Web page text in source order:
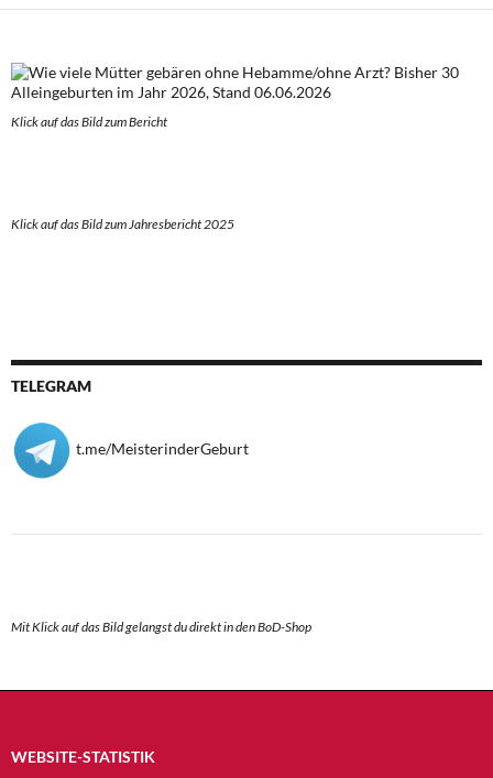
Klick auf das Bild zum Bericht
Klick auf das Bild zum Jahresbericht 2025
TELEGRAM
t.me/MeisterinderGeburt
Mit Klick auf das Bild gelangst du direkt in den BoD-Shop
WEBSITE-STATISTIK